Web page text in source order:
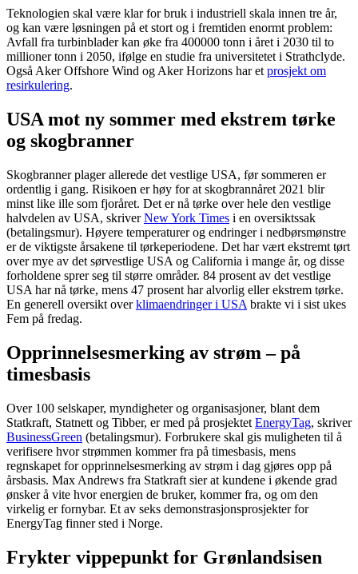
Teknologien skal være klar for bruk i industriell skala innen tre år,
og kan være løsningen på et stort og i fremtiden enormt problem:
Avfall fra turbinblader kan øke fra 400000 tonn i året i 2030 til to
millioner tonn i 2050, ifølge en studie fra universitetet i Strathclyde.
Også Aker Offshore Wind og Aker Horizons har etprosjekt om
resirkulering.
USA mot ny sommer med ekstrem tørke
og skogbranner
Skogbranner plager allerede det vestlige USA, før sommeren er
ordentlig i gang. Risikoen er høy for at skogbrannåret 2021 blir
minst like ille som fjoråret. Det er nå tørke over hele den vestlige
halvdelen av USA, skriverNew York Times i en oversiktssak
(betalingsmur). Høyere temperaturer og endringer i nedbørsmønstre
er de viktigste årsakene til tørkeperiodene. Det har vært ekstremt tørt
over mye av det sørvestlige USA og California i mange år, og disse
forholdene sprer seg til større områder. 84 prosent av det vestlige
USA har nå tørke, mens 47 prosent har alvorlig eller ekstrem tørke.
En generell oversikt overklimaendringer i USA brakte vi i sist ukes
Fem på fredag.
Opprinnelsesmerking av strøm – på
timesbasis
Over 100 selskaper, myndigheter og organisasjoner, blant dem
Statkraft, Statnett og Tibber, er med på prosjektet EnergyTag, skriver
BusinessGreen (betalingsmur). Forbrukere skal gis muligheten til å
verifisere hvor strømmen kommer fra på timesbasis, mens
regnskapet for opprinnelsesmerking av strøm i dag gjøres opp på
årsbasis. Max Andrews fra Statkraft sier at kundene i økende grad
ønsker å vite hvor energien de bruker, kommer fra, og om den
virkelig er fornybar. Et av seks demonstrasjonsprosjekter for
EnergyTag finner sted i Norge.
Frykter vippepunkt for Grønlandsisen